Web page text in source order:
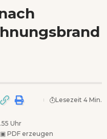
Uhr
▣ PDF erzeugen
Lesezeit 4 Min.